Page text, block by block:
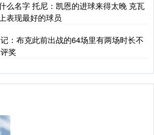
么名字 托尼：凯恩的进球来得太晚 克瓦
表现最好的球员
：布克此前出战的64场里有两场时长不
奖